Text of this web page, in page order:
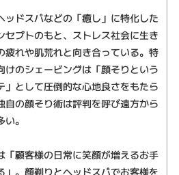
ッドスパなどの「癒し」に特化した
セプトのもと、ストレス社会に生き
疲れや肌荒れと向き合っている。特
けのシェービングは「顔そりという
」として圧倒的な心地良さをもたら
自の顔そり術は評判を呼び遠方から
。
「顧客様の日常に笑顔が増えるお手
」。顔剃りとヘッドスパでお客様を